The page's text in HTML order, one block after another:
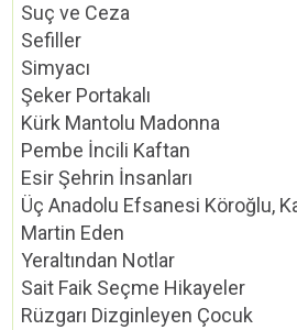
Suç ve Ceza
Sefiller
Simyacı
Şeker Portakalı
Kürk Mantolu Madonna
Pembe İncili Kaftan
Esir Şehrin İnsanları
Üç Anadolu Efsanesi Köroğlu,
Martin Eden
Yeraltından Notlar
Sait Faik Seçme Hikayeler
Rüzgarı Dizginleyen Çocuk